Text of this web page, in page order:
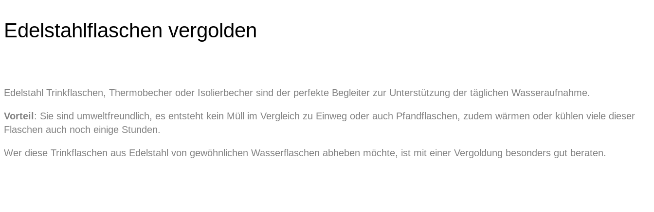
Edelstahlflaschen vergolden
Edelstahl Trinkflaschen, Thermobecher oder Isolierbecher sind der perfekte Begleiter zur Unterstützung der täglichen Wasseraufnahme.
Vorteil : Sie sind umweltfreundlich, es entsteht kein Müll im Vergleich zu Einweg oder auch Pfandflaschen, zudem wärmen oder kühlen viele dieser
Flaschen auch noch einige Stunden.
Wer diese Trinkflaschen aus Edelstahl von gewöhnlichen Wasserflaschen abheben möchte, ist mit einer Vergoldung besonders gut beraten.